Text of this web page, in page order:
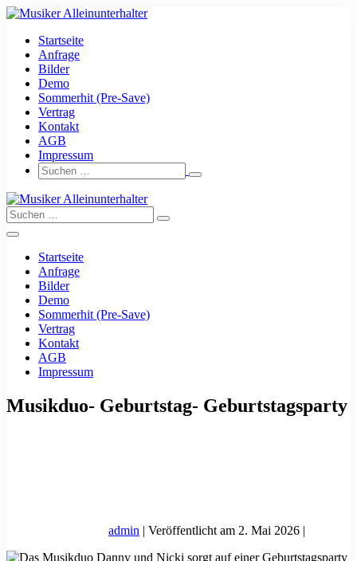
Zum
springenStartseite
Anfrage
Bilder
Demo
Sommerhit (Pre-Save)
Vertrag
Kontakt
AGB
Impressum
Suche-
Schalter
Suchen
nach:
Suche-
Schalter
Suchen
nach:
Menü-
SchalterStartseite
Anfrage
Bilder
Demo
Sommerhit (Pre-Save)
Vertrag
Kontakt
AGB
Impressum
Musikduo- Geburtstag- Geburtstagsparty
admin | Veröffentlicht am 2. Mai 2026 |